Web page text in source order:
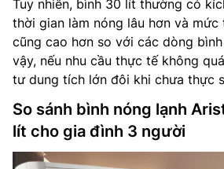
Tuy nhiên, bình 30 lít thường có
thời gian làm nóng lâu hơn và mức
cũng cao hơn so với các dòng
vậy, nếu nhu cầu thực tế không
tư dung tích lớn đôi khi chưa thực
So sánh bình nóng lạnh
lít cho gia đình 3 người